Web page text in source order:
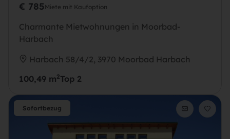
€ 785 Miete mit Kaufoption
Charmante Mietwohnungen in Moorbad-
Harbach
Harbach 58/4/2, 3970 Moorbad Harbach
100,49 m2Top 2
Sofortbezug